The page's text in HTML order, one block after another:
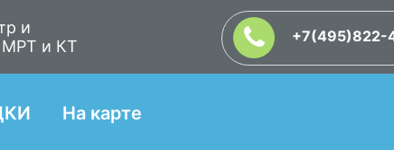
и
МРТ и КТ
+7(495)822-
На карте